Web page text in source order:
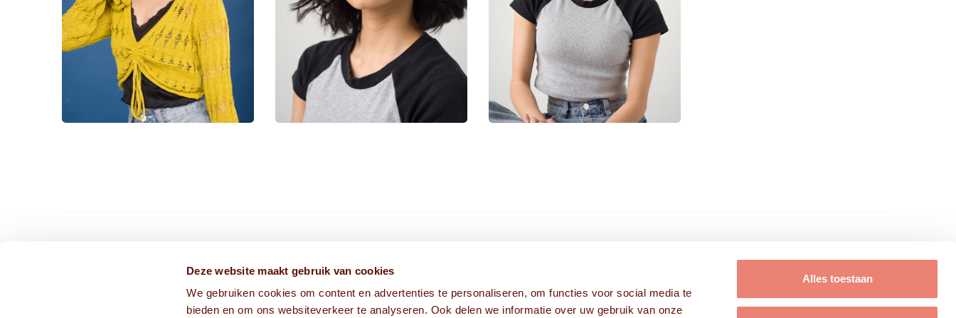
Deze website maakt gebruik van cookies
We gebruiken cookies om content en advertenties te personaliseren, om functies voor social media te
bieden en om ons websiteverkeer te analyseren. Ook delen we informatie over uw gebruik van onze
Alles toestaan
info@frissekoppen.nl
HIER VIND JE ONS
Fabriekstraat 1A
Modellen